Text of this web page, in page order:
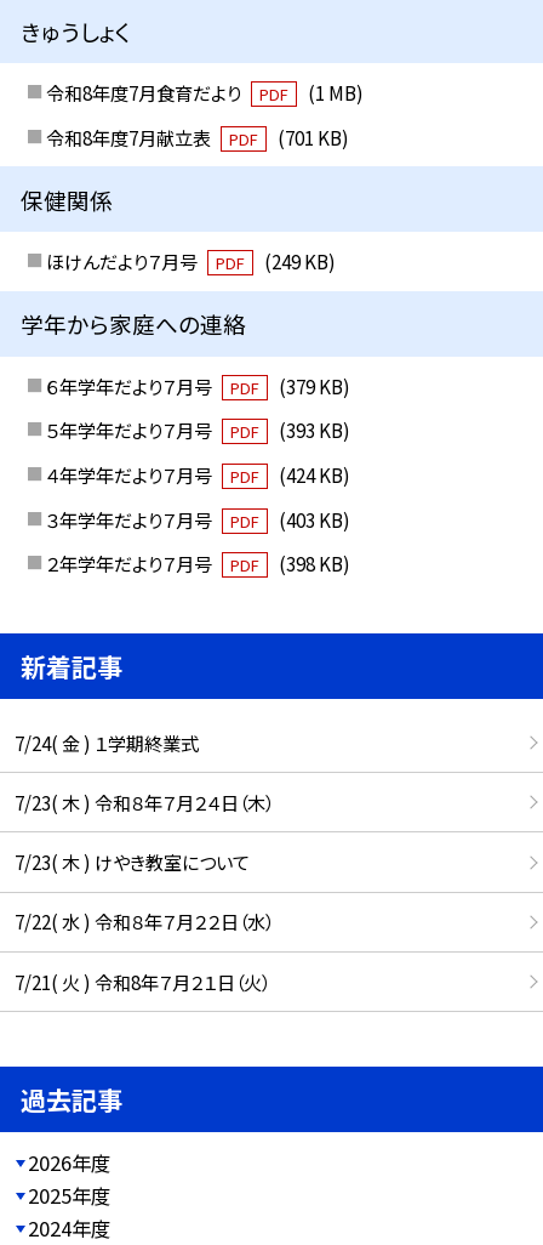
きゅうしょく
令和8年度7月食育だより PDF
(1 MB)
令和8年度7月献立表
PDF (701 KB)
保健関係
ほけんだより７月号 PDF (249 KB)
学年から家庭への連絡
６年学年だより７月号 PDF
(379 KB)
５年学年だより７月号
PDF
(393 KB)
４年学年だより７月号
PDF
(424 KB)
３年学年だより７月号
PDF
(403 KB)
２年学年だより７月号
PDF (398 KB)
新着記事
7/24( 金 ) １学期終業式
7/23( 木 ) 令和８年７月２４日（木）
7/23( 木 ) けやき教室について
7/22( 水 ) 令和８年７月２２日（水）
7/21( 火 ) 令和8年７月２１日（火）
過去記事
2026年度
2025年度
2024年度